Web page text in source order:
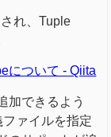
れ、Tuple
について - Qiita
加できるよう
ァイルを指定